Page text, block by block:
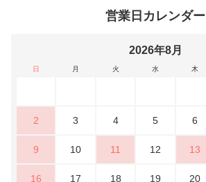
営業日カレンダー
2026年8月
日 月 火 水 木
2 3 4 5 6
9 10 11 12 13
16 17 18 19 20